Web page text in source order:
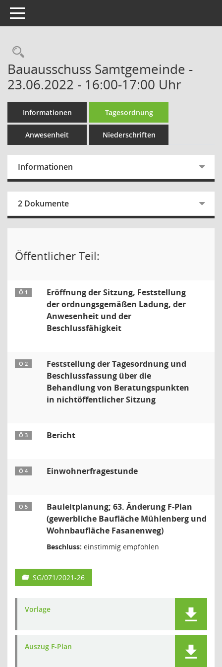
Toggle navigation
Rechercheauswahl
Bauausschuss Samtgemeinde -
23.06.2022 - 16:00-17:00 Uhr
Informationen Tagesordnung
Anwesenheit Niederschriften
Informationen
2 Dokumente
Öffentlicher Teil:
Ö 1
Eröffnung der Sitzung, Feststellung
der ordnungsgemäßen Ladung, der
Anwesenheit und der
Beschlussfähigkeit
Ö 2
Feststellung der Tagesordnung und
Beschlussfassung über die
Behandlung von Beratungspunkten
in nichtöffentlicher Sitzung
Ö 3 Bericht
Ö 4 Einwohnerfragestunde
Ö 5
Bauleitplanung; 63. Änderung F-Plan
(gewerbliche Baufläche Mühlenberg und
Wohnbaufläche Fasanenweg)
Beschluss: einstimmig empfohlen
SG/071/2021-26
Vorlage
Auszug F-Plan